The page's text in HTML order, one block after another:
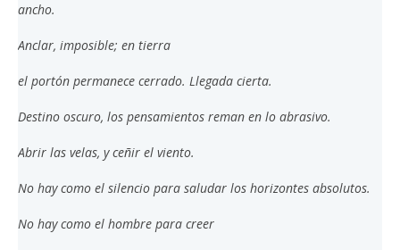
ancho.
Anclar, imposible; en tierra
el portón permanece cerrado. Llegada cierta.
Destino oscuro, los pensamientos reman en lo abrasivo.
Abrir las velas, y ceñir el viento.
No hay como el silencio para saludar los horizontes absolutos.
No hay como el hombre para creer